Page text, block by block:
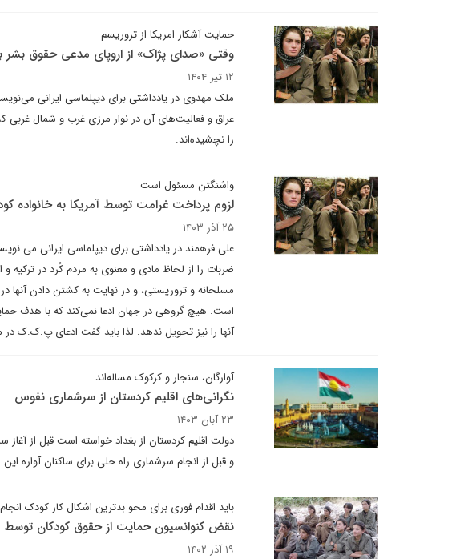
حمایت آشکار امریکا از تروریسم
وقتی «صدای پژاک» از اروپای مدعی حقوق بشر
۱۲ تیر ۱۴۰۴
ملک مهدوی در یادداشتی برای دیپلماسی ایرانی
عراق و فعالیت‌های آن در نوار مرزی غرب و شمال
را نچشیده‌اند.
واشنگتن مسئول است
لزوم پرداخت غرامت توسط آمریکا به خانواده
۲۵ آذر ۱۴۰۳
علی فرهمند در یادداشتی برای دیپلماسی ایرانی می
ضربات را از لحاظ مادی و معنوی به مردم کُرد در ترکیه و
مسلحانه و تروریستی، و در نهایت به کشتن دادن آنها
است. هیچ گروهی در جهان ادعا نمی‌کند که با هدف
آنها را نیز تحویل ندهد. لذا باید گفت ادعای پ.ک.ک
آوارگان، سنجار و کرکوک مساله‌اند
نگرانی‌های اقلیم کردستان از سرشماری نفوس
۲۳ آبان ۱۴۰۳
دولت اقلیم کردستان از بغداد خواسته است قبل از
و قبل از انجام سرشماری راه حلی برای ساکنان آواره این
باید اقدام فوری برای محو بدترین اشکال کار کودک
نقض کنوانسیون حمایت از حقوق کودکان
۱۹ آذر ۱۴۰۲